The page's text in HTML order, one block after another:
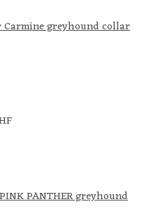
Carmine greyhound collar
PANTHER greyhound